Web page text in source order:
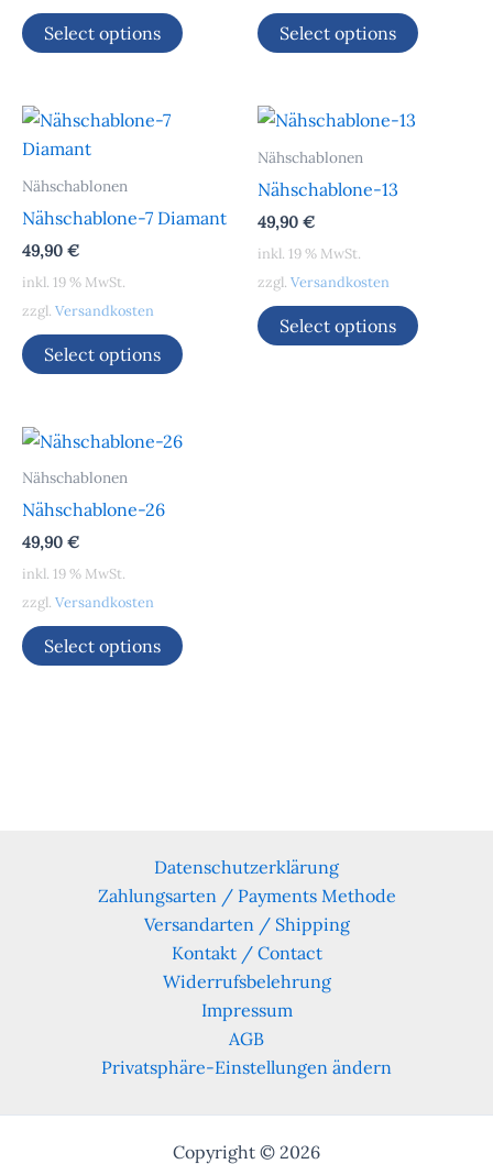
Select options Select options
Nähschablonen
Nähschablone-7 Diamant
49,90 €
inkl. 19 % MwSt.
zzgl. Versandkosten
Select options
Nähschablonen
Nähschablone-13
49,90 €
inkl. 19 % MwSt.
zzgl. Versandkosten
Select options
Nähschablonen
Nähschablone-26
49,90 €
inkl. 19 % MwSt.
zzgl. Versandkosten
Select options
Datenschutzerklärung
Zahlungsarten / Payments Methode
Versandarten / Shipping
Kontakt / Contact
Widerrufsbelehrung
Impressum
AGB
Privatsphäre-Einstellungen ändern
Copyright © 2026